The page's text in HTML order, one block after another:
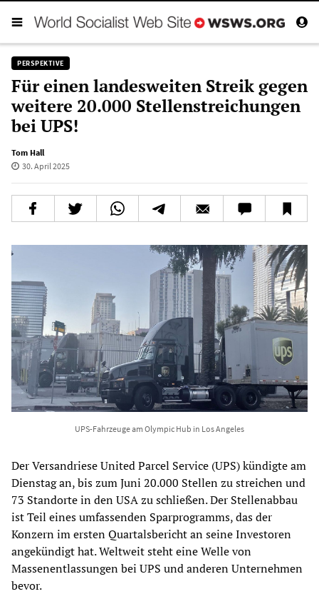
PERSPEKTIVE
Für einen landesweiten Streik gegen
weitere 20.000 Stellenstreichungen
bei UPS!
Tom Hall
30. April 2025
UPS-Fahrzeuge am Olympic Hub in Los Angeles
Der Versandriese United Parcel Service (UPS) kündigte am
Dienstag an, bis zum Juni 20.000 Stellen zu streichen und
73 Standorte in den USA zu schließen. Der Stellenabbau
ist Teil eines umfassenden Sparprogramms, das der
Konzern im ersten Quartalsbericht an seine Investoren
angekündigt hat. Weltweit steht eine Welle von
Massenentlassungen bei UPS und anderen Unternehmen
bevor.